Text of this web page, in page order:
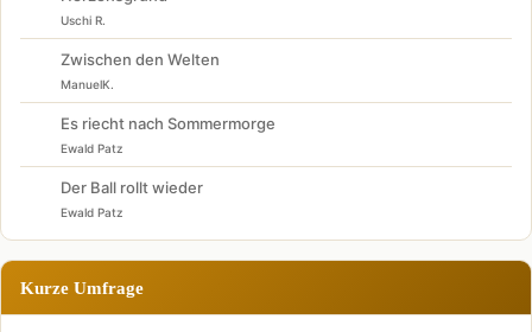
Uschi R.
Zwischen den Welten
ManuelK.
Es riecht nach Sommermorge
Ewald Patz
Der Ball rollt wieder
Ewald Patz
Kurze Umfrage